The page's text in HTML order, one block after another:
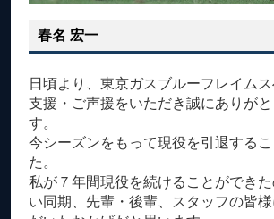
春名 宏一
日頃より、東京ガスブルーフレイム
支援・ご声援をいただき誠にありがと
す。
今シーズンをもって現役を引退する
た。
私が７年間現役を続けることができ
い同期、先輩・後輩、スタッフの皆